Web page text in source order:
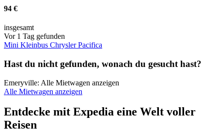
94 €
insgesamt
Vor 1 Tag gefunden
Mini Kleinbus Chrysler Pacifica
Hast du nicht gefunden, wonach du gesucht hast?
Emeryville: Alle Mietwagen anzeigen
Alle Mietwagen anzeigen
Entdecke mit Expedia eine Welt voller
Reisen